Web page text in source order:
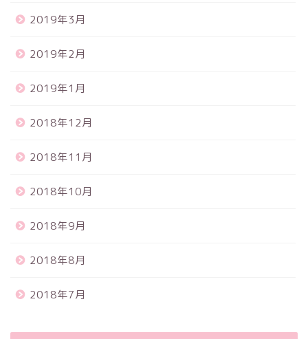
2019年3月
2019年2月
2019年1月
2018年12月
2018年11月
2018年10月
2018年9月
2018年8月
2018年7月